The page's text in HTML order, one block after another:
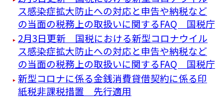
ス感染症拡大防止への対応と申告や納税など
の当面の税務上の取扱いに関するFAQ 国税庁
2月3日更新 国税における新型コロナウイル
ス感染症拡大防止への対応と申告や納税など
の当面の税務上の取扱いに関するFAQ 国税庁
新型コロナに係る金銭消費貸借契約に係る印
紙税非課税措置 先行適用